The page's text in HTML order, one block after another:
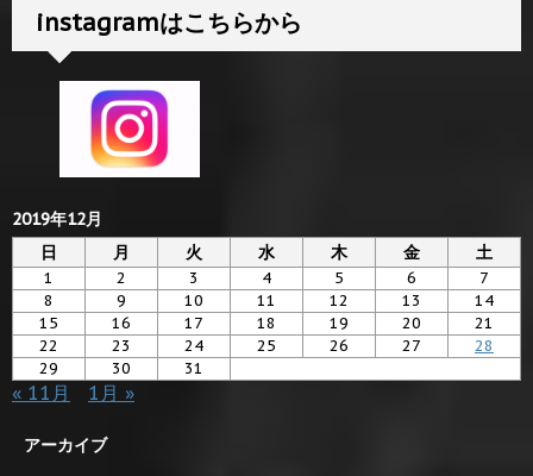
instagramはこちらから
2019年12月
日
月 火 水 木 金 土
1 2 3 4 5 6
7
8
9 10 11 12 13
14
15
16 17 18 19 20
21
22
23 24 25 26 27
28
29
30 31
« 11月 1月 »
アーカイブ